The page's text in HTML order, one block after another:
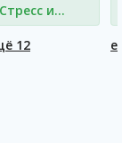
Стресс и
депрессия
12